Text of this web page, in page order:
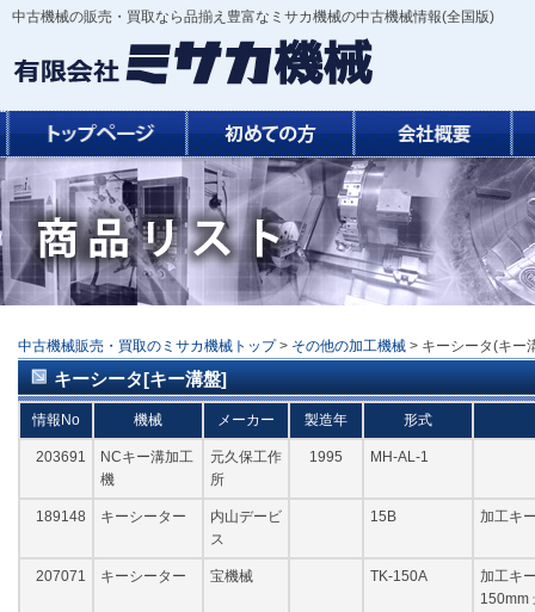
中古機械の販売・買取なら品揃え豊富なミサカ機械の中古機械情報(全国版)
中古機械販売・買取のミサカ機械トップ > その他の加工機械 > キーシータ(キー
キーシータ[キー溝盤]
情報No 機械 メーカー 製造年 形式
203691
NCキー溝加工
機
元久保工作
所
1995 MH-AL-1
189148 キーシーター
内山デービ
ス
15B 加工キ
207071 キーシーター 宝機械 TK-150A
加工キ
150mm